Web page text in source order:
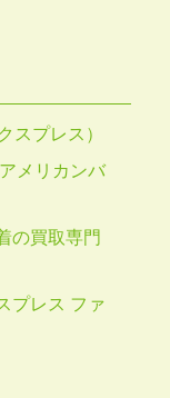
スプレス）
メリカンバ
の買取専門
プレス ファ